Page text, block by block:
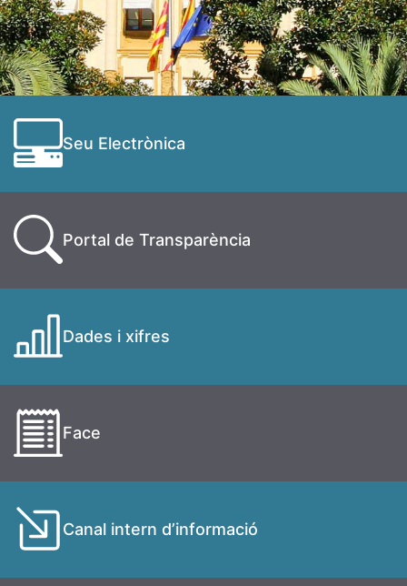
Seu Electrònica
Portal de Transparència
Dades i xifres
Face
Canal intern d’informació